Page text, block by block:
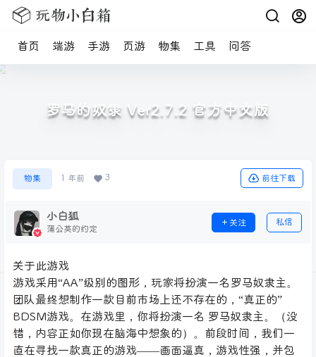
首页 端游 手游 页游 物集 工具 问答
罗马的奴隶 Ver2.7.2 官方中文版
物集 1 年前 3 前往下载
小白狐
蒲公英的约定
关注 私信
关于此游戏
游戏采用“AA”级别的图形，玩家将扮演一名罗马奴隶主。
团队最终想制作一款目前市场上还不存在的，“真正的”
BDSM游戏。在游戏里，你将扮演一名 罗马奴隶主。（没
错，内容正如你现在脑海中想象的）。前段时间，我们一
直在寻找一款真正的游戏——画面逼真，游戏性强，并包